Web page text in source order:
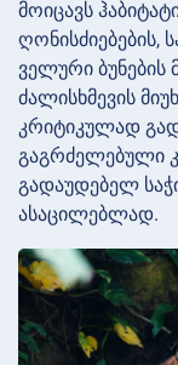
მოიცავს
ველური ბუნების
ძალისხმევის
კრიტიკულად
გაგრძელებული
გადაუდებელ
ასაცილებლად.